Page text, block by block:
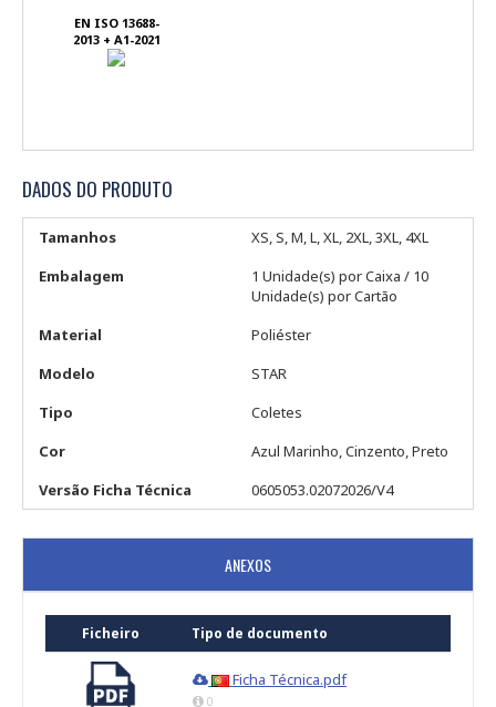
EN ISO 13688-
2013 + A1-2021
DADOS DO PRODUTO
Tamanhos
XS, S, M, L, XL, 2XL, 3XL, 4XL
Embalagem
1 Unidade(s) por Caixa / 10
Unidade(s) por Cartão
Material
Poliéster
Modelo
STAR
Tipo
Coletes
Cor
Azul Marinho, Cinzento, Preto
Versão Ficha Técnica
0605053.02072026/V4
ANEXOS
Ficheiro Tipo de documento
Ficha Técnica.pdf
0